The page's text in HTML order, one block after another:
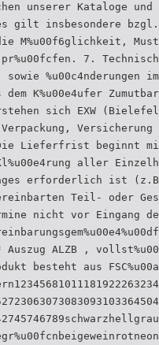
unserer Kataloge
gilt insbesondere
M%u00f6glichkeit,
7.
sowie
dem K%u00e4ufer
sich EXW
Versicherung
Lieferfrist beginnt mit
aller
erforderlich ist (z.B.
Teil- oder
nicht vor Eingang
Auszug ALZB ,
besteht aus